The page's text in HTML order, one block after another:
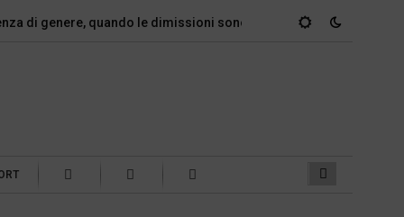
genere, quando le dimissioni sono un… Marcinelle, il